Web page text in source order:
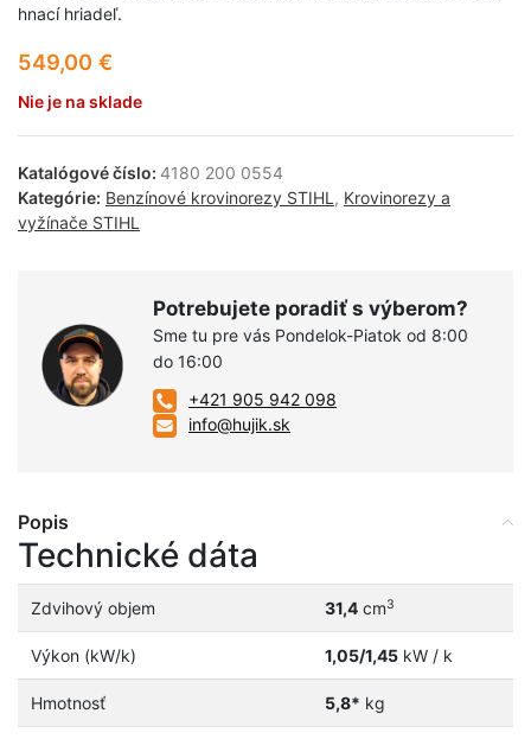
hnací hriadeľ.
549,00 €
Nie je na sklade
Katalógové číslo: 4180 200 0554
Kategórie: Benzínové krovinorezy STIHL , Krovinorezy a
vyžínače STIHL
Potrebujete poradiť s výberom?
Sme tu pre vás Pondelok-Piatok od 8:00
do 16:00
+421 905 942 098
info@hujik.sk
Popis
Technické dáta
Zdvihový objem 31,4cm3
Výkon (kW/k) 1,05/1,45kW / k
Hmotnosť 5,8* kg